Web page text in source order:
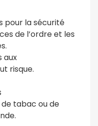
pour la sécurité
de l’ordre et les
aux
risque.
tabac ou de